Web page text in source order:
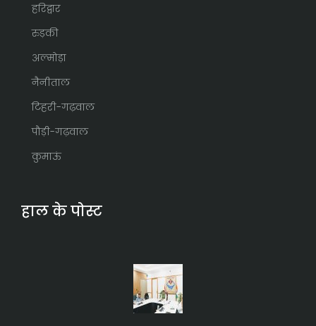
हरिद्वार
रुड़की
अल्मोड़ा
नैनीताल
टिहरी-गढ़वाल
पौड़ी-गढ़वाल
कुमाऊं
हाल के पोस्ट